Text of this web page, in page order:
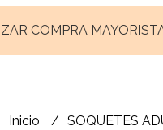
COMPRA
Inicio SOQUETES